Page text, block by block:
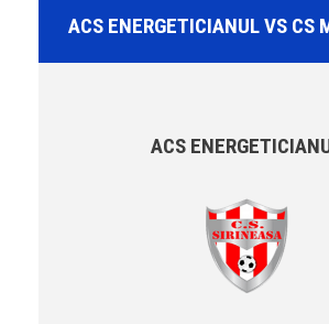
ACS ENERGETICIANUL VS CS
ACS